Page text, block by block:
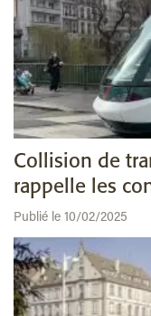
Collision de
rappelle les
Publié le 10/02/2025